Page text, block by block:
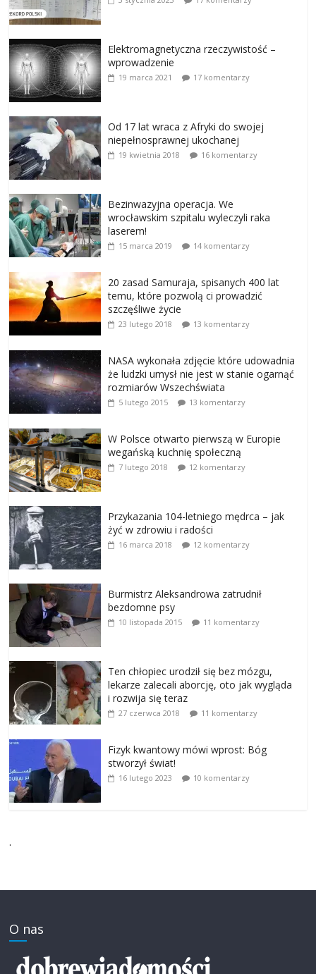
Elektromagnetyczna rzeczywistość –
wprowadzenie
19 marca 2021 17 komentarzy
Od 17 lat wraca z Afryki do swojej
niepełnosprawnej ukochanej
19 kwietnia 2018 16 komentarzy
Bezinwazyjna operacja. We
wrocławskim szpitalu wyleczyli raka
laserem!
15 marca 2019 14 komentarzy
20 zasad Samuraja, spisanych 400 lat
temu, które pozwolą ci prowadzić
szczęśliwe życie
23 lutego 2018 13 komentarzy
NASA wykonała zdjęcie które udowadnia
że ludzki umysł nie jest w stanie ogarnąć
rozmiarów Wszechświata
5 lutego 2015 13 komentarzy
W Polsce otwarto pierwszą w Europie
wegańską kuchnię społeczną
7 lutego 2018 12 komentarzy
Przykazania 104-letniego mędrca – jak
żyć w zdrowiu i radości
16 marca 2018 12 komentarzy
Burmistrz Aleksandrowa zatrudnił
bezdomne psy
10 listopada 2015 11 komentarzy
Ten chłopiec urodził się bez mózgu,
lekarze zalecali aborcję, oto jak wygląda
i rozwija się teraz
27 czerwca 2018 11 komentarzy
Fizyk kwantowy mówi wprost: Bóg
stworzył świat!
16 lutego 2023 10 komentarzy
.
O nas